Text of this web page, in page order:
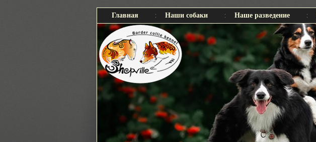
Главная Наши собаки Наше разведение